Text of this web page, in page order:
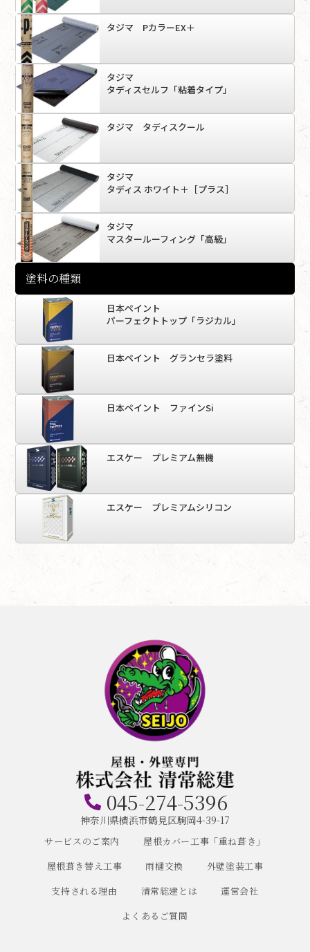
タジマ PカラーEX＋
タジマ
タディスセルフ「粘着タイプ」
タジマ タディスクール
タジマ
タディス ホワイト＋［プラス］
タジマ
マスタールーフィング「高級」
塗料の種類
日本ペイント
パーフェクトトップ「ラジカル」
日本ペイント グランセラ塗料
日本ペイント ファインSi
エスケー プレミアム無機
エスケー プレミアムシリコン
045-274-5396
神奈川県横浜市鶴見区駒岡4-39-17
サービスのご案内
屋根カバー工事「重ね葺き」
屋根葺き替え工事
雨樋交換
外壁塗装工事
支持される理由
清常総建とは
運営会社
よくあるご質問